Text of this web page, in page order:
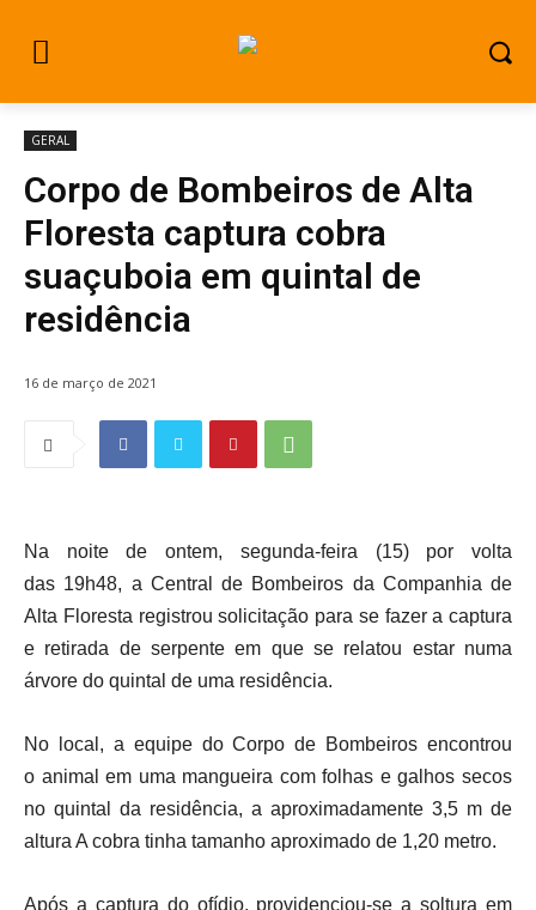
GERAL
Corpo de Bombeiros de Alta
Floresta captura cobra
suaçuboia em quintal de
residência
16 de março de 2021
Na noite de ontem, segunda-feira (15) por volta
das 19h48, a Central de Bombeiros da Companhia de
Alta Floresta registrou solicitação para se fazer a captura
e retirada de serpente em que se relatou estar numa
árvore do quintal de uma residência.
No local, a equipe do Corpo de Bombeiros encontrou
o animal em uma mangueira com folhas e galhos secos
no quintal da residência, a aproximadamente 3,5 m de
altura A cobra tinha tamanho aproximado de 1,20 metro.
Após a captura do ofídio, providenciou-se a soltura em